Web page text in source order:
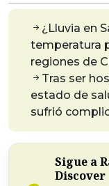
¿Lluvia en
temperatura
regiones de
Tras ser
estado de
sufrió
Sigue a
Discover